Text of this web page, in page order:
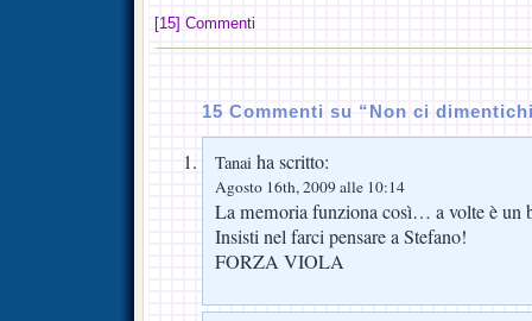
[15] Commenti
15 Commenti su “Non ci
Tanai ha scritto:
Agosto 16th, 2009 alle 10:14
La memoria funziona così… a volte è un
Insisti nel farci pensare a Stefano!
FORZA VIOLA